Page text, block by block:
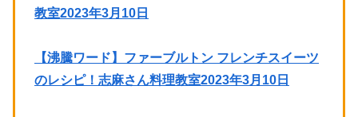
教室2023年3月10日
【沸騰ワード】ファーブルトン フレンチスイーツ
のレシピ！志麻さん料理教室2023年3月10日